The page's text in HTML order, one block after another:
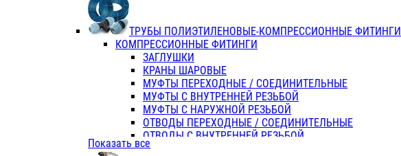
Отвертки
Хоз. инвентарь
ЭЛ. ИНСТРУМЕНТ OASIS
ТРУБЫ ПОЛИЭТИЛЕНОВЫЕ-КОМПРЕССИОННЫЕ ФИТИНГИ
КОМПРЕССИОННЫЕ ФИТИНГИ
ЗАГЛУШКИ
КРАНЫ ШАРОВЫЕ
МУФТЫ ПЕРЕХОДНЫЕ / СОЕДИНИТЕЛЬНЫЕ
МУФТЫ С ВНУТРЕННЕЙ РЕЗЬБОЙ
МУФТЫ С НАРУЖНОЙ РЕЗЬБОЙ
ОТВОДЫ ПЕРЕХОДНЫЕ / СОЕДИНИТЕЛЬНЫЕ
ОТВОДЫ С ВНУТРЕННЕЙ РЕЗЬБОЙ
ОТВОДЫ С НАРУЖНОЙ РЕЗЬБОЙ
Показать все